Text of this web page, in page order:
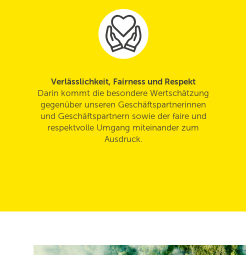
Verlässlichkeit, Fairness und Respekt
Darin kommt die besondere Wertschätzung
gegenüber unseren Geschäftspartnerinnen
und Geschäftspartnern sowie der faire und
respektvolle Umgang miteinander zum
Ausdruck.